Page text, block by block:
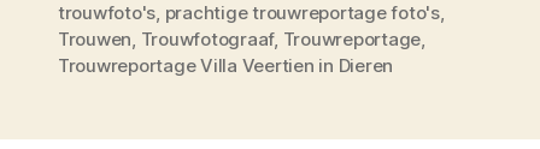
trouwfoto's, prachtige trouwreportage foto's,
Trouwen, Trouwfotograaf, Trouwreportage,
Trouwreportage Villa Veertien in Dieren